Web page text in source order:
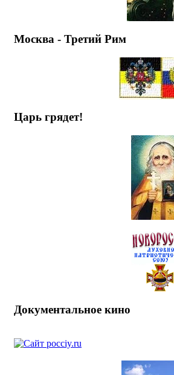
Москва - Третий Рим
Царь грядет!
Документальное кино